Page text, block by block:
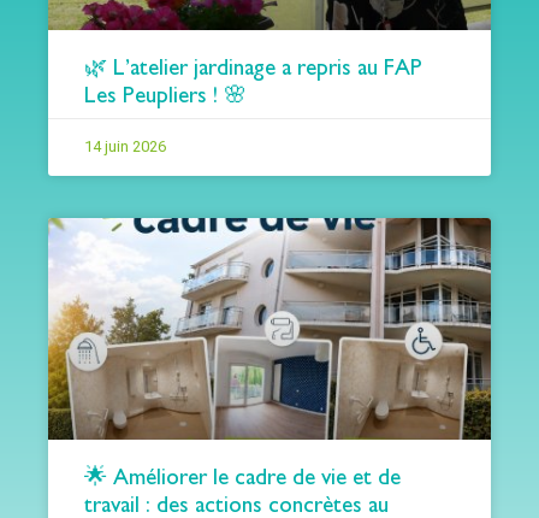
🌿 L’atelier jardinage a repris au FAP
Les Peupliers ! 🌸
14 juin 2026
🌟 Améliorer le cadre de vie et de
travail : des actions concrètes au